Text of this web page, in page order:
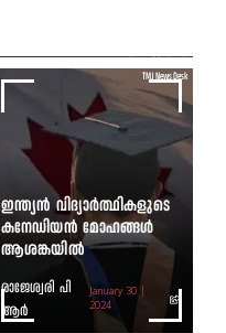
അറിയാൻ
TMJ News Desk
ഇന്ത്യൻ വിദ്യാർത്ഥികളുടെ
കനേഡിയൻ മോഹങ്ങൾ
ആശങ്കയിൽ
രാജേശ്വരി പി
ആർ
January 30 |
2024